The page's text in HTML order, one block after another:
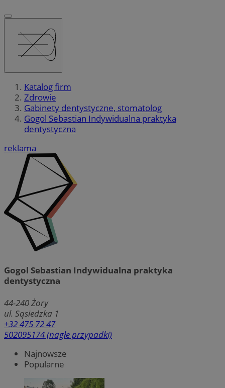
Katalog firm
Zdrowie
Gabinety dentystyczne, stomatolog
Gogol Sebastian Indywidualna praktyka
dentystyczna
reklama
Gogol Sebastian Indywidualna praktyka
dentystyczna
44-240Żory
ul. Sąsiedzka 1
+32 475 72 47
502095174 (nagłe przypadki)
Najnowsze
Popularne